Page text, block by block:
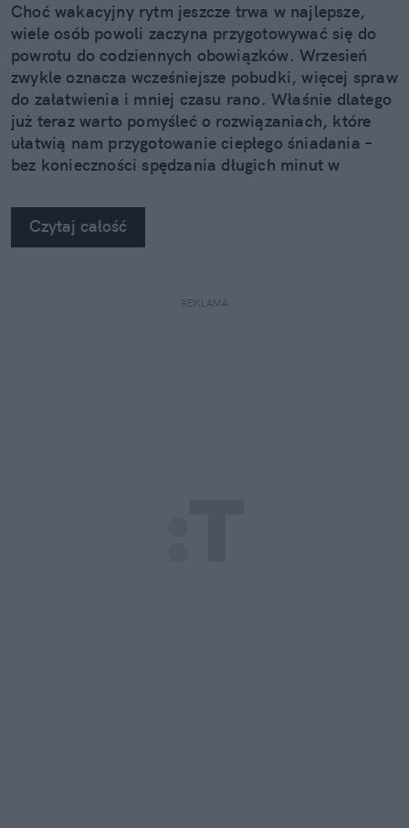
Choć wakacyjny rytm jeszcze trwa w najlepsze,
wiele osób powoli zaczyna przygotowywać się do
powrotu do codziennych obowiązków. Wrzesień
zwykle oznacza wcześniejsze pobudki, więcej spraw
do załatwienia i mniej czasu rano. Właśnie dlatego
już teraz warto pomyśleć o rozwiązaniach, które
ułatwią nam przygotowanie ciepłego śniadania –
bez konieczności spędzania długich minut w
Czytaj całość
REKLAMA